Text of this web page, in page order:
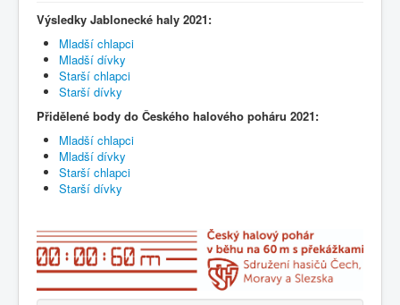
Výsledky Jablonecké haly 2021:
Mladší chlapci
Mladší dívky
Starší chlapci
Starší dívky
Přidělené body do Českého halového poháru 2021:
Mladší chlapci
Mladší dívky
Starší chlapci
Starší dívky